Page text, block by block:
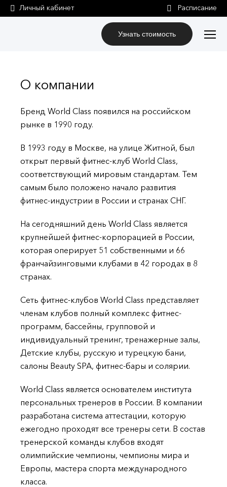
Личный кабинет
Узнать стоимость
О компании
Бренд World Class появился на российском
рынке в 1990 году.
В 1993 году в Москве, на улице Житной, был
открыт первый фитнес-клуб World Class,
соответствующий мировым стандартам. Тем
самым было положено начало развития
фитнес-индустрии в России и странах СНГ.
На сегодняшний день World Class является
крупнейшей фитнес-корпорацией в России,
которая оперирует 51 собственными и 66
франчайзинговыми клубами в 42 городах в 8
странах.
Сеть фитнес-клубов World Class представляет
членам клубов полный комплекс фитнес-
программ, бассейны, групповой и
индивидуальный тренинг, тренажерные залы,
Детские клубы, русскую и турецкую бани,
салоны Beauty SPA, фитнес-бары и солярии.
World Class является основателем института
персональных тренеров в России. В компании
разработана система аттестации, которую
ежегодно проходят все тренеры сети. В состав
тренерской команды клубов входят
олимпийские чемпионы, чемпионы мира и
Европы, мастера спорта международного
класса.